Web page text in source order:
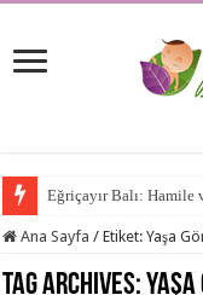
Eğriçayır Balı: Hamile
Ana Sayfa / Etiket:Yaşa
Tag Archives:Yaşa